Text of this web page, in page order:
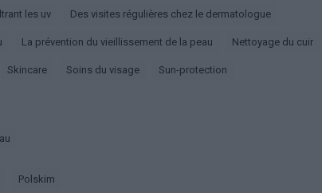
les uv Des visites régulières chez le dermatologue
La prévention du vieillissement de la peau Nettoyage du cuir
Skincare Soins du visage Sun-protection
polskim